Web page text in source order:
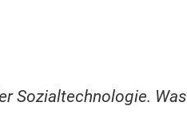
Sozialtechnologie. Was